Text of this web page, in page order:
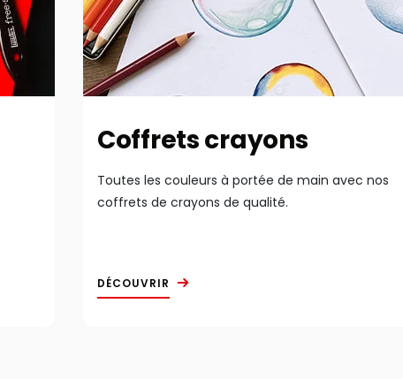
Coffrets crayons
Toutes les couleurs à portée de main avec nos
coffrets de crayons de qualité.
DÉCOUVRIR